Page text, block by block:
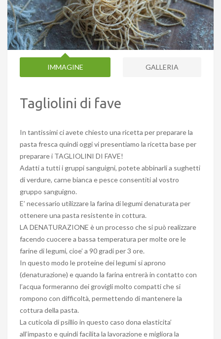
IMMAGINE GALLERIA
Tagliolini di fave
In tantissimi ci avete chiesto una ricetta per preparare la
pasta fresca quindi oggi vi presentiamo la ricetta base per
preparare i TAGLIOLINI DI FAVE!
Adatti a tutti i gruppi sanguigni, potete abbinarli a sughetti
di verdure, carne bianca e pesce consentiti al vostro
gruppo sanguigno.
E’ necessario utilizzare la farina di legumi denaturata per
ottenere una pasta resistente in cottura.
LA DENATURAZIONE è un processo che si può realizzare
facendo cuocere a bassa temperatura per molte ore le
farine di legumi, cioe’ a 90 gradi per 3 ore.
In questo modo le proteine dei legumi si aprono
(denaturazione) e quando la farina entrerà in contatto con
l’acqua formeranno dei grovigli molto compatti che si
rompono con difficoltà, permettendo di mantenere la
cottura della pasta.
La cuticola di psillio in questo caso dona elasticita’
all’impasto e quindi facilita la lavorazione e migliora la